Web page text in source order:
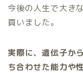
今後の人生で大き
買いました。
実際に、遺伝子か
ち合わせた能力や